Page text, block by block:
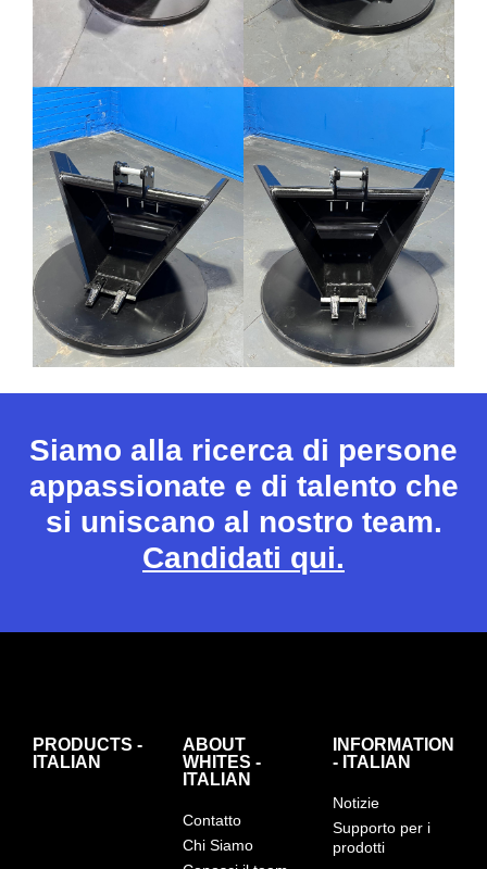
Siamo alla ricerca di persone
appassionate e di talento che
si uniscano al nostro team.
Candidati qui.
PRODUCTS -
ITALIAN
ABOUT
WHITES -
ITALIAN
Contatto
Chi Siamo
INFORMATION
- ITALIAN
Notizie
Supporto per i
prodotti